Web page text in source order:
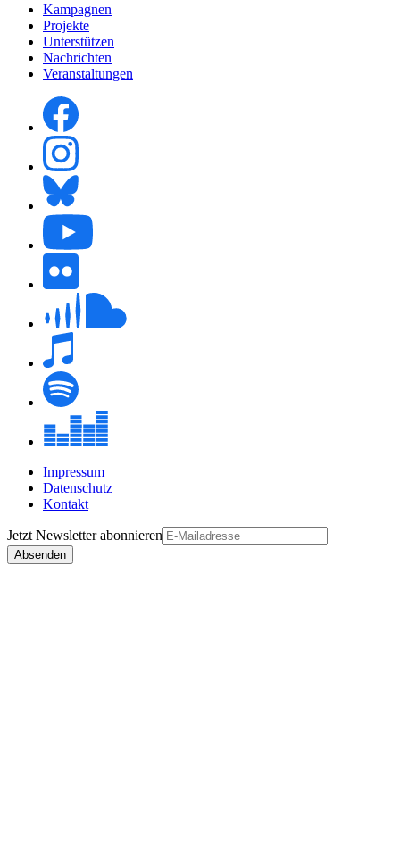
Kampagnen
Projekte
Unterstützen
Nachrichten
Veranstaltungen
Impressum
Datenschutz
Kontakt
Jetzt Newsletterabonnieren
Absenden